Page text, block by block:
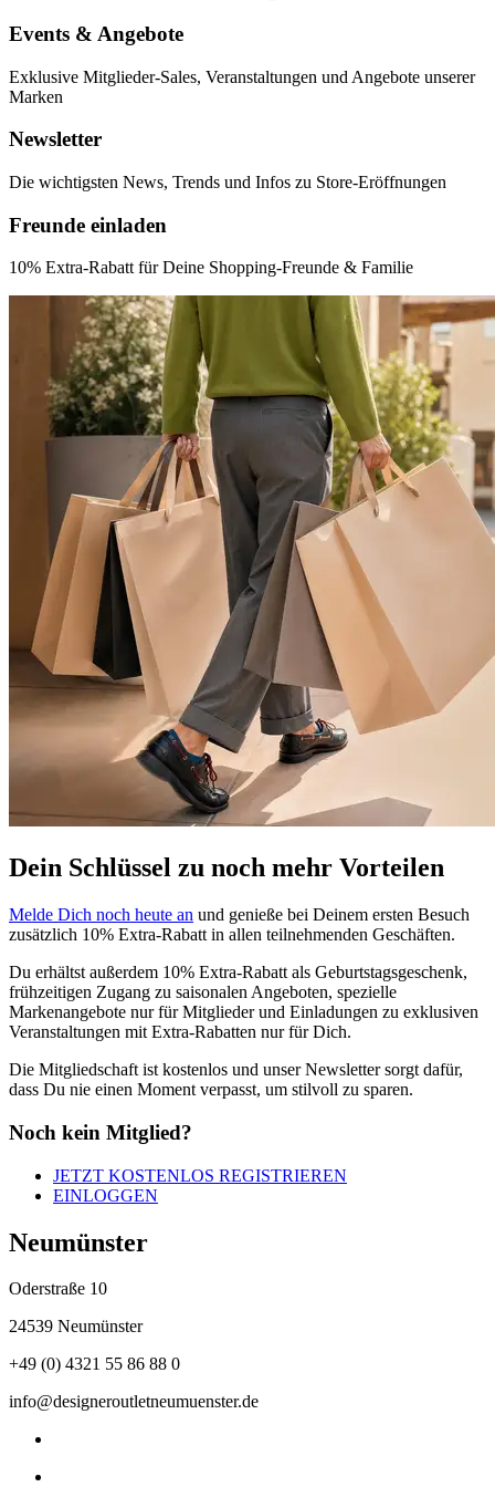
Events & Angebote
Exklusive Mitglieder-Sales, Veranstaltungen und Angebote unserer
Marken
Newsletter
Die wichtigsten News, Trends und Infos zu Store-Eröffnungen
Freunde einladen
10% Extra-Rabatt für Deine Shopping-Freunde & Familie
Dein Schlüssel zu noch mehr Vorteilen
Melde Dich noch heute an und genieße bei Deinem ersten Besuch
zusätzlich 10% Extra-Rabatt in allen teilnehmenden Geschäften.
Du erhältst außerdem 10% Extra-Rabatt als Geburtstagsgeschenk,
frühzeitigen Zugang zu saisonalen Angeboten, spezielle
Markenangebote nur für Mitglieder und Einladungen zu exklusiven
Veranstaltungen mit Extra-Rabatten nur für Dich.
Die Mitgliedschaft ist kostenlos und unser Newslettersorgt dafür,
dass Du nie einen Moment verpasst, um stilvoll zu sparen.
Noch kein Mitglied?
JETZT KOSTENLOS REGISTRIEREN
EINLOGGEN
Neumünster
Oderstraße 10
24539 Neumünster
+49 (0) 4321 55 86 88 0
info@designeroutletneumuenster.de